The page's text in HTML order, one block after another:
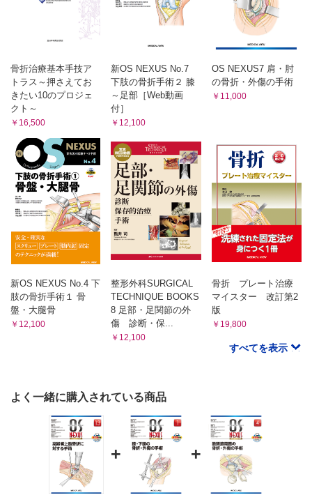
骨折治療基本手技ア
トラス～押さえてお
きたい10のプロジェ
クト～
￥16,500
新OS NEXUS No.7
下肢の骨折手術２ 膝
～足部［Web動画
付］
￥12,100
OS NEXUS7 肩・肘
の骨折・外傷の手術
￥11,000
新OS NEXUS No.4 下
肢の骨折手術１ 骨
盤・大腿骨
￥12,100
整形外科SURGICAL
TECHNIQUE BOOKS
8 足部・足関節の外
傷 診断・保...
￥12,100
骨折 プレート治療
マイスター 改訂第2
版
￥19,800
すべてを表示
よく一緒に購入されている商品
+ +